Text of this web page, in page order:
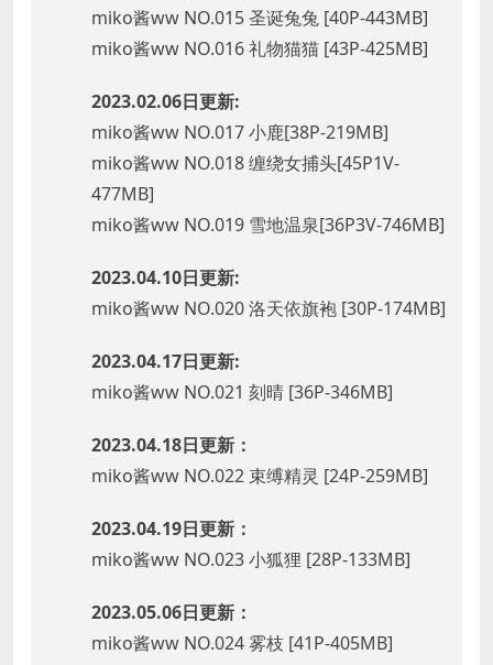
miko酱ww NO.015 圣诞兔兔 [40P-443MB]
miko酱ww NO.016 礼物猫猫 [43P-425MB]
2023.02.06日更新:
miko酱ww NO.017 小鹿[38P-219MB]
miko酱ww NO.018 缠绕女捕头[45P1V-
477MB]
miko酱ww NO.019 雪地温泉[36P3V-746MB]
2023.04.10日更新:
miko酱ww NO.020 洛天依旗袍 [30P-174MB]
2023.04.17日更新:
miko酱ww NO.021 刻晴 [36P-346MB]
2023.04.18日更新：
miko酱ww NO.022 束缚精灵 [24P-259MB]
2023.04.19日更新：
miko酱ww NO.023 小狐狸 [28P-133MB]
2023.05.06日更新：
miko酱ww NO.024 雾枝 [41P-405MB]